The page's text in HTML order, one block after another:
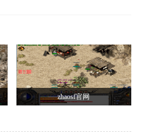
zhaosf官网